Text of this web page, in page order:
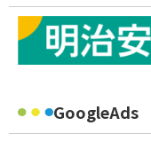
GoogleAds